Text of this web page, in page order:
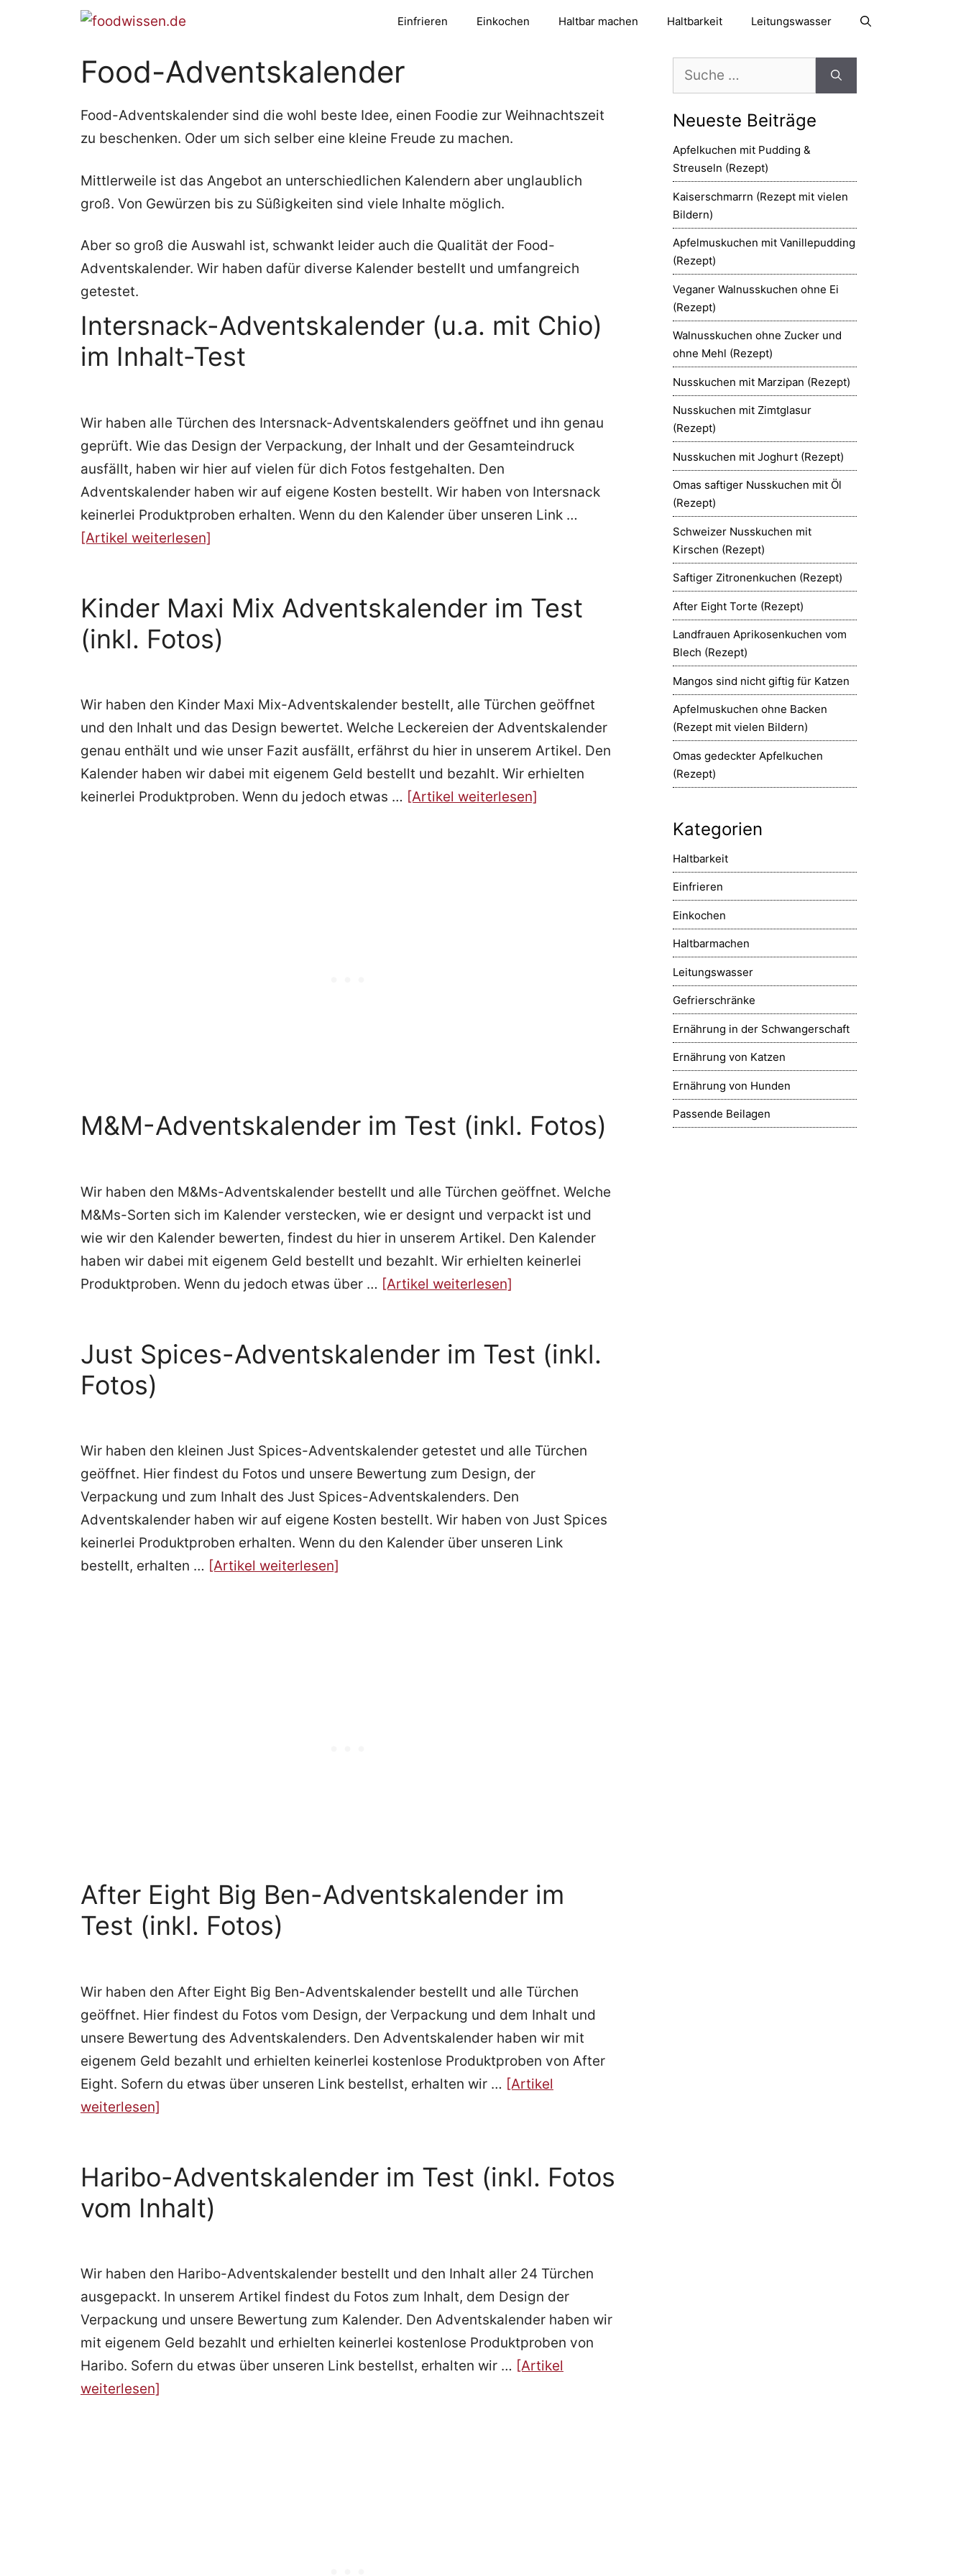
Einfrieren Einkochen Haltbar machen Haltbarkeit Leitungswasser
Food-Adventskalender
Food-Adventskalender sind die wohl beste Idee, einen Foodie zur Weihnachtszeit
zu beschenken. Oder um sich selber eine kleine Freude zu machen.
Mittlerweile ist das Angebot an unterschiedlichen Kalendern aber unglaublich
groß. Von Gewürzen bis zu Süßigkeiten sind viele Inhalte möglich.
Aber so groß die Auswahl ist, schwankt leider auch die Qualität der Food-
Adventskalender. Wir haben dafür diverse Kalender bestellt und umfangreich
getestet.
Intersnack-Adventskalender (u.a. mit Chio)
im Inhalt-Test
Wir haben alle Türchen des Intersnack-Adventskalenders geöffnet und ihn genau
geprüft. Wie das Design der Verpackung, der Inhalt und der Gesamteindruck
ausfällt, haben wir hier auf vielen für dich Fotos festgehalten. Den
Adventskalender haben wir auf eigene Kosten bestellt. Wir haben von Intersnack
keinerlei Produktproben erhalten. Wenn du den Kalender über unseren Link …
[Artikel weiterlesen]
Kinder Maxi Mix Adventskalender im Test
(inkl. Fotos)
Wir haben den Kinder Maxi Mix-Adventskalender bestellt, alle Türchen geöffnet
und den Inhalt und das Design bewertet. Welche Leckereien der Adventskalender
genau enthält und wie unser Fazit ausfällt, erfährst du hier in unserem Artikel. Den
Kalender haben wir dabei mit eigenem Geld bestellt und bezahlt. Wir erhielten
keinerlei Produktproben. Wenn du jedoch etwas … [Artikel weiterlesen]
M&M-Adventskalender im Test (inkl. Fotos)
Wir haben den M&Ms-Adventskalender bestellt und alle Türchen geöffnet. Welche
M&Ms-Sorten sich im Kalender verstecken, wie er designt und verpackt ist und
wie wir den Kalender bewerten, findest du hier in unserem Artikel. Den Kalender
haben wir dabei mit eigenem Geld bestellt und bezahlt. Wir erhielten keinerlei
Produktproben. Wenn du jedoch etwas über … [Artikel weiterlesen]
Just Spices-Adventskalender im Test (inkl.
Fotos)
Wir haben den kleinen Just Spices-Adventskalender getestet und alle Türchen
geöffnet. Hier findest du Fotos und unsere Bewertung zum Design, der
Verpackung und zum Inhalt des Just Spices-Adventskalenders. Den
Adventskalender haben wir auf eigene Kosten bestellt. Wir haben von Just Spices
keinerlei Produktproben erhalten. Wenn du den Kalender über unseren Link
bestellt, erhalten … [Artikel weiterlesen]
After Eight Big Ben-Adventskalender im
Test (inkl. Fotos)
Wir haben den After Eight Big Ben-Adventskalender bestellt und alle Türchen
geöffnet. Hier findest du Fotos vom Design, der Verpackung und dem Inhalt und
unsere Bewertung des Adventskalenders. Den Adventskalender haben wir mit
eigenem Geld bezahlt und erhielten keinerlei kostenlose Produktproben von After
Eight. Sofern du etwas über unseren Link bestellst, erhalten wir … [Artikel
weiterlesen]
Haribo-Adventskalender im Test (inkl. Fotos
vom Inhalt)
Wir haben den Haribo-Adventskalender bestellt und den Inhalt aller 24 Türchen
ausgepackt. In unserem Artikel findest du Fotos zum Inhalt, dem Design der
Verpackung und unsere Bewertung zum Kalender. Den Adventskalender haben wir
mit eigenem Geld bezahlt und erhielten keinerlei kostenlose Produktproben von
Haribo. Sofern du etwas über unseren Link bestellst, erhalten wir … [Artikel
weiterlesen]
nach:
Neueste Beiträge
Apfelkuchen mit Pudding &
Streuseln (Rezept)
Kaiserschmarrn (Rezept mit vielen
Bildern)
Apfelmuskuchen mit Vanillepudding
(Rezept)
Veganer Walnusskuchen ohne Ei
(Rezept)
Walnusskuchen ohne Zucker und
ohne Mehl (Rezept)
Nusskuchen mit Marzipan (Rezept)
Nusskuchen mit Zimtglasur
(Rezept)
Nusskuchen mit Joghurt (Rezept)
Omas saftiger Nusskuchen mit Öl
(Rezept)
Schweizer Nusskuchen mit
Kirschen (Rezept)
Saftiger Zitronenkuchen (Rezept)
After Eight Torte (Rezept)
Landfrauen Aprikosenkuchen vom
Blech (Rezept)
Mangos sind nicht giftig für Katzen
Apfelmuskuchen ohne Backen
(Rezept mit vielen Bildern)
Omas gedeckter Apfelkuchen
(Rezept)
Kategorien
Haltbarkeit
Einfrieren
Einkochen
Haltbarmachen
Leitungswasser
Gefrierschränke
Ernährung in der Schwangerschaft
Ernährung von Katzen
Ernährung von Hunden
Passende Beilagen